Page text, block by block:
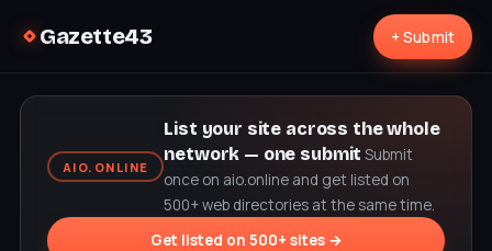
Gazette43 + Submit
AIO.ONLINE
List your site across the whole
network — one submit Submit
once on aio.online and get listed on
500+ web directories at the same time.
Get listed on 500+ sites →